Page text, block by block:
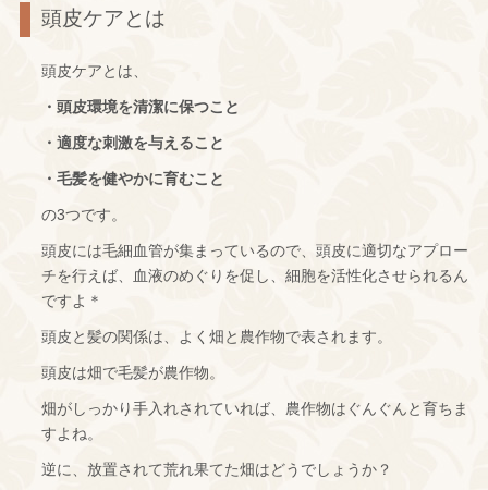
頭皮ケアとは
頭皮ケアとは、
・頭皮環境を清潔に保つこと
・適度な刺激を与えること
・毛髪を健やかに育むこと
の3つです。
頭皮には毛細血管が集まっているので、頭皮に適切なアプロー
チを行えば、血液のめぐりを促し、細胞を活性化させられるん
ですよ＊
頭皮と髪の関係は、よく畑と農作物で表されます。
頭皮は畑で毛髪が農作物。
畑がしっかり手入れされていれば、農作物はぐんぐんと育ちま
すよね。
逆に、放置されて荒れ果てた畑はどうでしょうか？